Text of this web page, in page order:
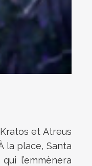
et Atreus
la place, Santa
l’emmènera